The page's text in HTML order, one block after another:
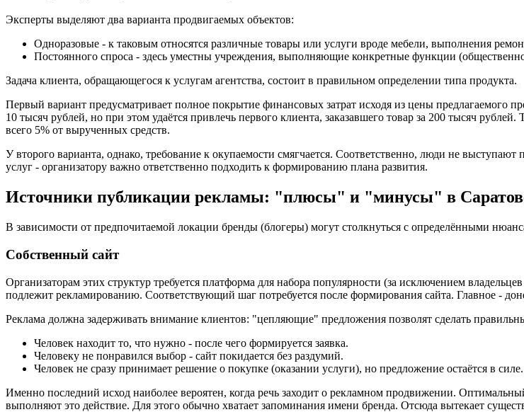
Эксперты выделяют два варианта продвигаемых объектов:
Одноразовые - к таковым относятся различные товары или услуги вроде мебели, выполнения
Постоянного спроса - здесь уместны учреждения, выполняющие конкретные функции
Задача клиента, обращающегося к услугам агентства, состоит в правильном определении типа продукта.
Первый вариант предусматривает полное покрытие финансовых затрат исходя из цены предлагаемого
10 тысяч рублей, но при этом удаётся привлечь первого клиента, заказавшего товар за 200 тысяч
всего 5% от вырученных средств.
У второго варианта, однако, требование к окупаемости смягчается. Соответственно, люди не
услуг - организатору важно ответственно подходить к формированию плана развития.
Источники публикации рекламы: "плюсы" и "минусы" в
В зависимости от предпочитаемой локации бренды (блогеры) могут столкнуться с определёнными
Собственный сайт
Организаторам этих структур требуется платформа для набора популярности (за исключением
подлежит рекламированию. Соответствующий шаг потребуется после формирования сайта. Главное -
Реклама должна задерживать внимание клиентов: "цепляющие" предложения позволят сделать
Человек находит то, что нужно - после чего формируется заявка.
Человеку не понравился выбор - сайт покидается без раздумий.
Человек не сразу принимает решение о покупке (оказании услуги), но предложение остаётся в силе.
Именно последний исход наиболее вероятен, когда речь заходит о рекламном продвижении.
выполняют это действие. Для этого обычно хватает запоминания имени бренда. Отсюда вытекает